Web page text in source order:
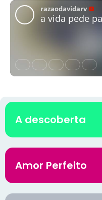
A descoberta
Amor Perfeito